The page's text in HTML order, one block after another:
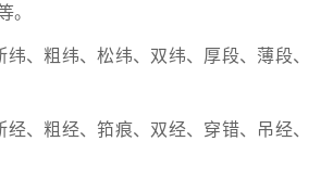
粗纬、松纬、双纬、厚段、薄段、
粗经、筘痕、双经、穿错、吊经、